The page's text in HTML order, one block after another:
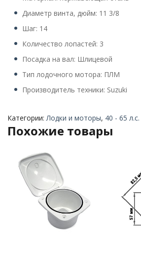
Диаметр винта, дюйм: 11 3/8
Шаг: 14
Количество лопастей: 3
Посадка на вал: Шлицевой
Тип лодочного мотора: ПЛМ
Производитель техники: Suzuki
Категории:Лодки и моторы, 40 - 65
Похожие товары